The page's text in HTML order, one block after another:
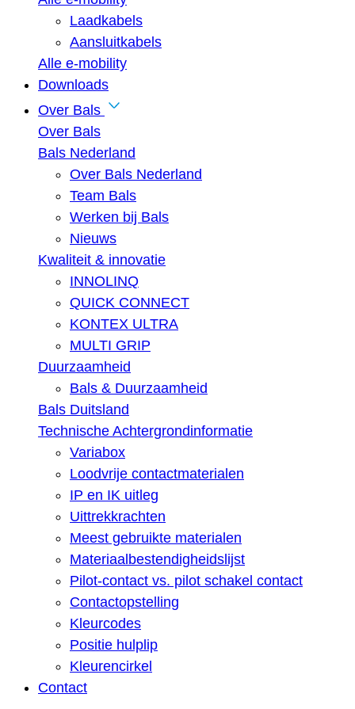
Laadkabels
Aansluitkabels
Alle e-mobility
Downloads
Over Bals
Over Bals
Bals Nederland
Over Bals Nederland
Team Bals
Werken bij Bals
Nieuws
Kwaliteit & innovatie
INNOLINQ
QUICK CONNECT
KONTEX ULTRA
MULTI GRIP
Duurzaamheid
Bals & Duurzaamheid
Bals Duitsland
Technische Achtergrondinformatie
Variabox
Loodvrije contactmaterialen
IP en IK uitleg
Uittrekkrachten
Meest gebruikte materialen
Materiaalbestendigheidslijst
Pilot-contact vs. pilot schakel contact
Contactopstelling
Kleurcodes
Positie hulplip
Kleurencirkel
Contact